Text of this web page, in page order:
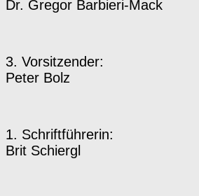
Dr. Gregor Barbieri-Mack
3. Vorsitzender:
Peter Bolz
1. Schriftführerin:
Brit Schiergl